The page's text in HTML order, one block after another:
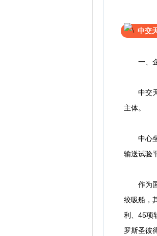
中交
一、企
中交天
主体。
中心坐
输送试验
作为国
绞吸船，
利、45项
罗斯圣彼